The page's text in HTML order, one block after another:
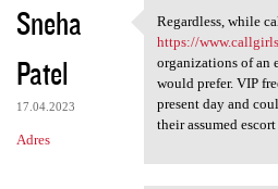
Sneha
Patel
17.04.2023
Adres
Regardless,
Regardless, while
https://
organizations of an
would prefer. VIP
present day and
their assumed escort